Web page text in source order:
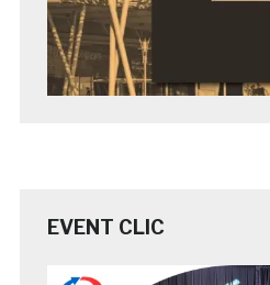
EVENT CLIC